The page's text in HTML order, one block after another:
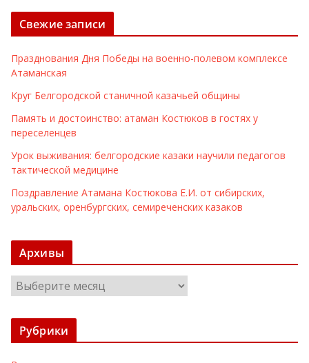
Свежие записи
Празднования Дня Победы на военно-полевом комплексе
Атаманская
Круг Белгородской станичной казачьей общины
Память и достоинство: атаман Костюков в гостях у
переселенцев
Урок выживания: белгородские казаки научили педагогов
тактической медицине
Поздравление Атамана Костюкова Е.И. от сибирских,
уральских, оренбургских, семиреченских казаков
Архивы
р
х
Рубрики